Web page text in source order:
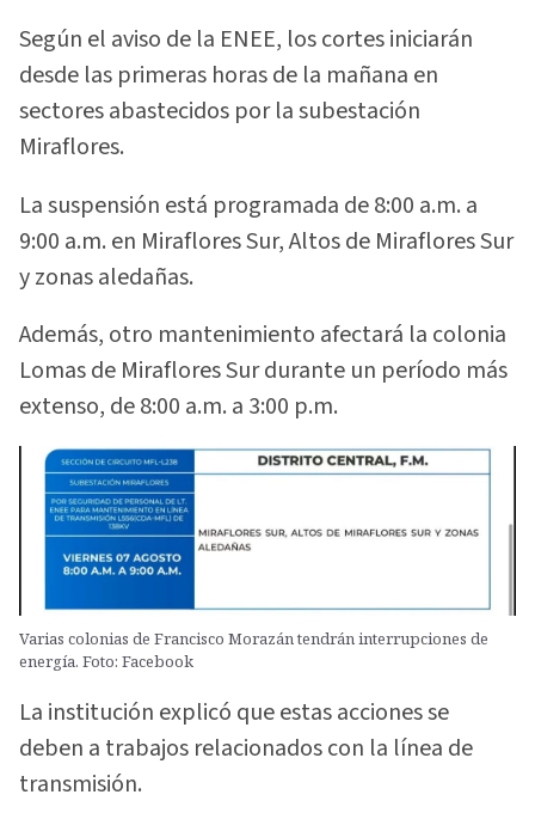
Según el aviso de la ENEE, los cortes iniciarán
desde las primeras horas de la mañana en
sectores abastecidos por la subestación
Miraflores.
La suspensión está programada de 8:00 a.m. a
9:00 a.m. en Miraflores Sur, Altos de Miraflores Sur
y zonas aledañas.
Además, otro mantenimiento afectará la colonia
Lomas de Miraflores Sur durante un período más
extenso, de 8:00 a.m. a 3:00 p.m.
Varias colonias de Francisco Morazán tendrán interrupciones de
energía. Foto: Facebook
La institución explicó que estas acciones se
deben a trabajos relacionados con la línea de
transmisión.